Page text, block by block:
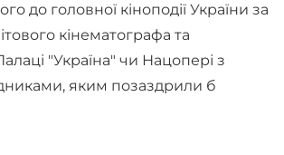
до головної кіноподії України за
кінематографа та
"Україна" чи Нацопері з
яким позаздрили б